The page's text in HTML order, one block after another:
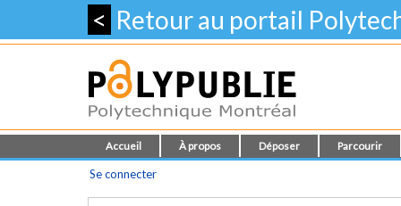
< Retour au portail
Accueil À propos Déposer Parcourir
Se connecter